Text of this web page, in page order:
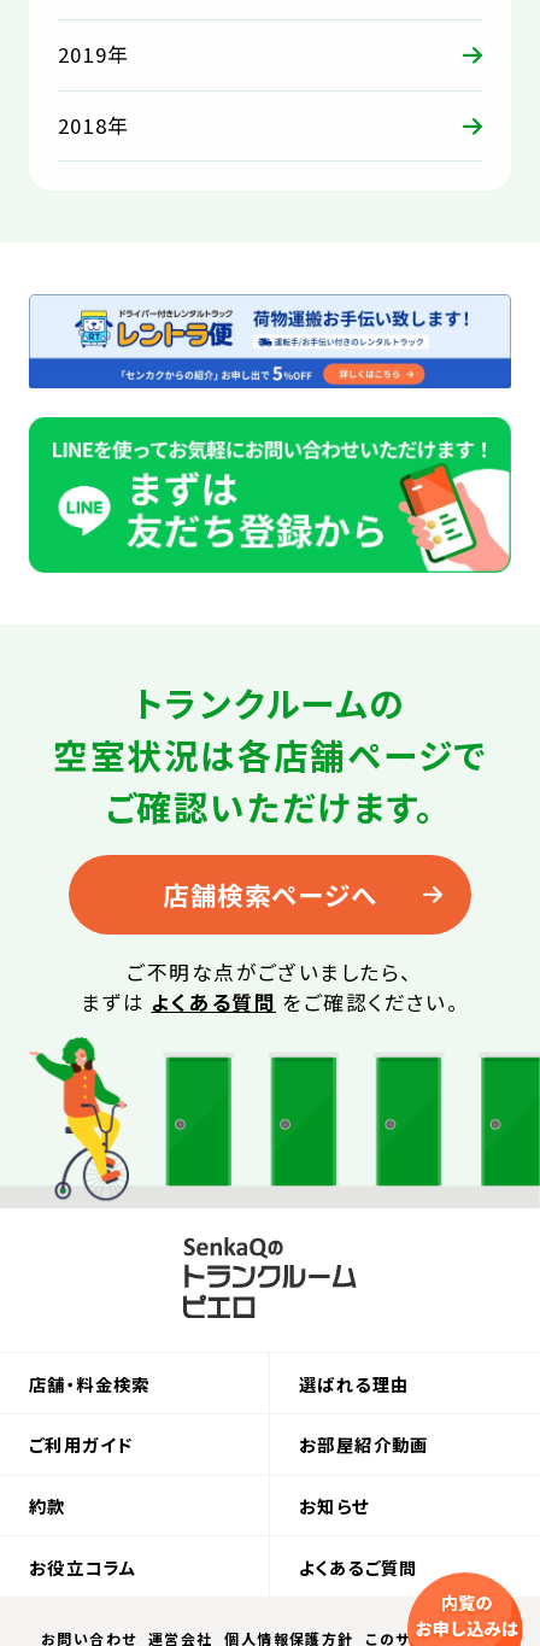
2019年
2018年
トランクルームの
空室状況は各店舗ページで
ご確認いただけます。
店舗検索ページへ
ご不明な点がございましたら、
まずは よくある質問 をご確認ください。
店舗・料金検索 選ばれる理由
ご利用ガイド お部屋紹介動画
約款 お知らせ
お役立コラム よくあるご質問
お問い合わせ 運営会社 個人情報保護方針 このサイトについて